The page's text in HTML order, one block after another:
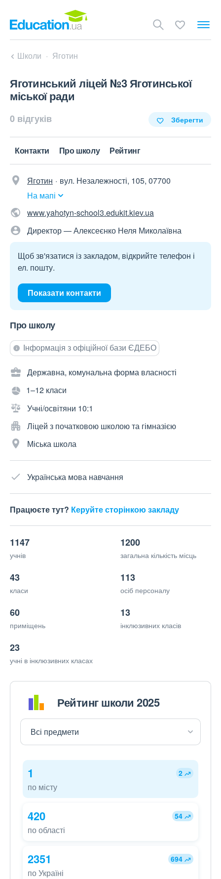
Школи Яготин
Яготинський ліцей №3 Яготинської
міської ради
0 відгуків Зберегти
Контакти Про школу Рейтинг
Яготин
вул. Незалежності, 105, 07700
На мапі
www.yahotyn-school3.edukit.kiev.ua
Директор — Алексеєнко Неля Миколаївна
Щоб зв'язатися із закладом, відкрийте телефон і
ел. пошту.
Показати контакти
Про школу
Інформація з офіційної бази ЄДЕБО
Державна, комунальна форма власності
1–12 класи
Учні/освітяни 10:1
Ліцей з початковою школою та гімназією
Міська школа
Українська мова навчання
Працюєте тут? Керуйте сторінкою закладу
1147
учнів
1200
загальна кількість місць
43
класи
113
осіб персоналу
60
приміщень
13
інклюзивних класів
23
учні в інклюзивних класах
Рейтинг школи 2025
1 2
по місту
420 54
по області
2351 694
по Україні